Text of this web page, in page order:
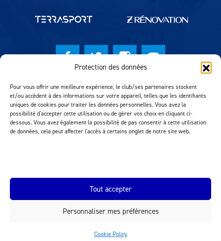
Protection des données
Pour vous offrir une meilleure expérience, le club/ses partenaires stockent
et/ou accèdent à des informations sur votre appareil, telles que les identifiants
uniques de cookies pour traiter les données personnelles. Vous avez la
possibilité d'accepter cette utilisation ou de gérer vos choix en cliquant ci-
dessous. Vous avez également la possibilité de pas consentir à cette utilisation
de données, cela peut affecter l'accès à certains onglet de notre site web.
Tout accepter
Personnaliser mes préférences
Cookie Policy
© Lausanne Sport Football Club 2026
Réalisation MTM Agency